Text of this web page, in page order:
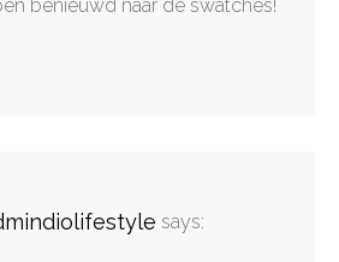
benieuwd naar de swatches!
says: